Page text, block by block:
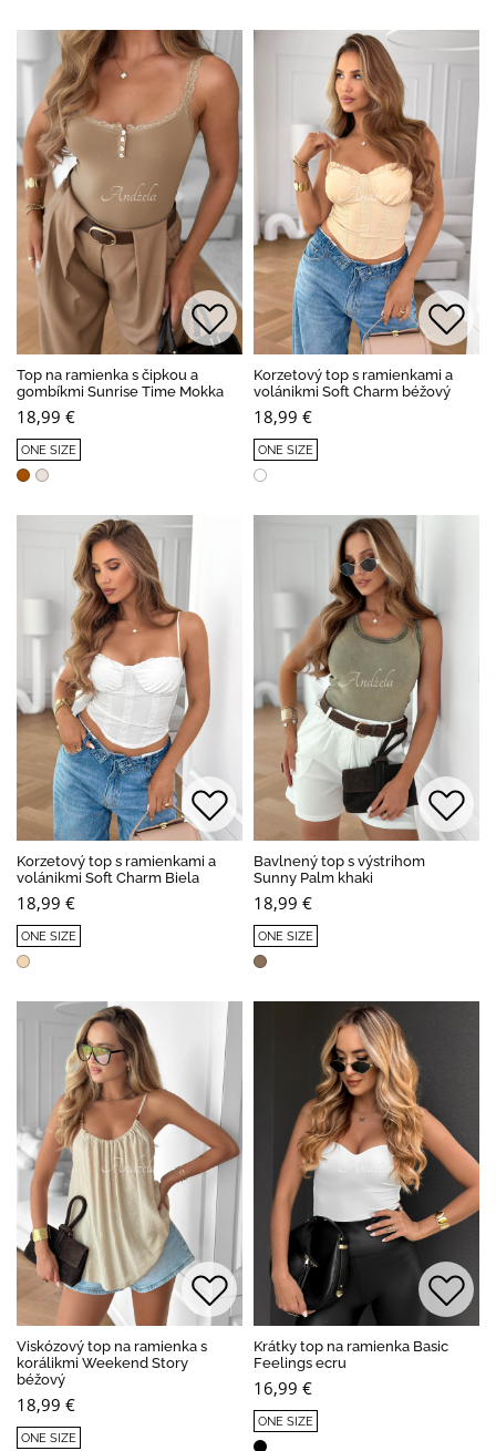
Top na ramienka s čipkou a
gombíkmi Sunrise Time Mokka
18,99 €
ONE SIZE
Korzetový top s ramienkami a
volánikmi Soft Charm béžový
18,99 €
ONE SIZE
Korzetový top s ramienkami a
volánikmi Soft Charm Biela
18,99 €
ONE SIZE
Bavlnený top s výstrihom
Sunny Palm khaki
18,99 €
ONE SIZE
Viskózový top na ramienka s
korálikmi Weekend Story
béžový
18,99 €
ONE SIZE
Krátky top na ramienka Basic
Feelings ecru
16,99 €
ONE SIZE